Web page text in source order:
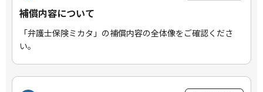
補償内容について
「弁護士保険ミカタ」の補償内容の全体像をご確認くださ
い。